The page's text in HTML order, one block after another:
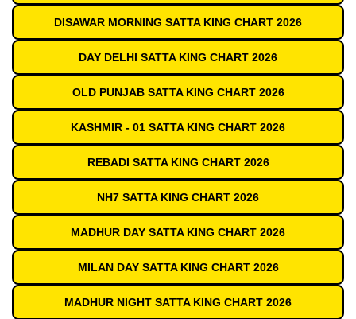
DISAWAR MORNING SATTA KING CHART 2026
DAY DELHI SATTA KING CHART 2026
OLD PUNJAB SATTA KING CHART 2026
KASHMIR - 01 SATTA KING CHART 2026
REBADI SATTA KING CHART 2026
NH7 SATTA KING CHART 2026
MADHUR DAY SATTA KING CHART 2026
MILAN DAY SATTA KING CHART 2026
MADHUR NIGHT SATTA KING CHART 2026